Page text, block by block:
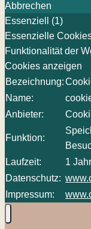
Abbrechen
Essenziell (1)
Essenzielle
Funktionalität der
Cookies anzeigen
Bezeichnung:
Name:
Anbieter:
Funktion:
Laufzeit:
1 Jahr
Datenschutz:
Impressum: